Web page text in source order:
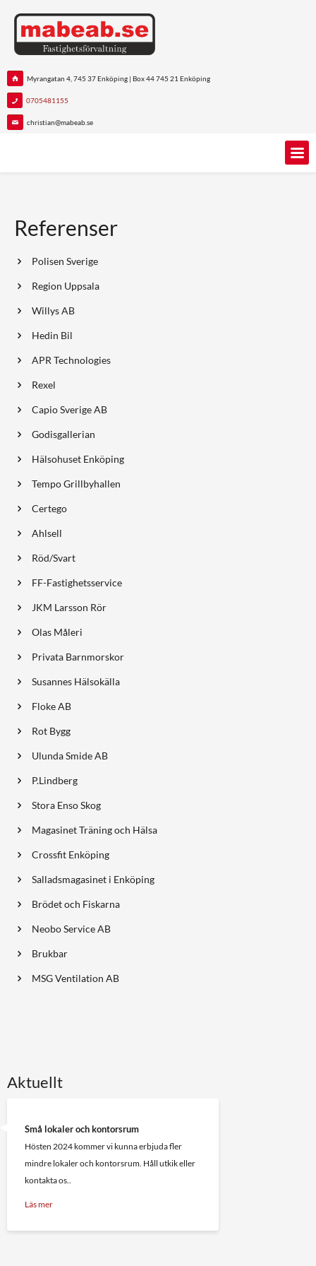
Myrangatan 4, 745 37 Enköping | Box 44 745 21 Enköping
0705481155
christian@mabeab.se
Referenser
Polisen Sverige
Region Uppsala
Willys AB
Hedin Bil
APR Technologies
Rexel
Capio Sverige AB
Godisgallerian
Hälsohuset Enköping
Tempo Grillbyhallen
Certego
Ahlsell
Röd/Svart
FF-Fastighetsservice
JKM Larsson Rör
Olas Måleri
Privata Barnmorskor
Susannes Hälsokälla
Floke AB
Rot Bygg
Ulunda Smide AB
P.Lindberg
Stora Enso Skog
Magasinet Träning och Hälsa
Crossfit Enköping
Salladsmagasinet i Enköping
Brödet och Fiskarna
Neobo Service AB
Brukbar
MSG Ventilation AB
Aktuellt
Små lokaler och kontorsrum
Hösten 2024 kommer vi kunna erbjuda fler
mindre lokaler och kontorsrum. Håll utkik eller
kontakta os..
Läs mer